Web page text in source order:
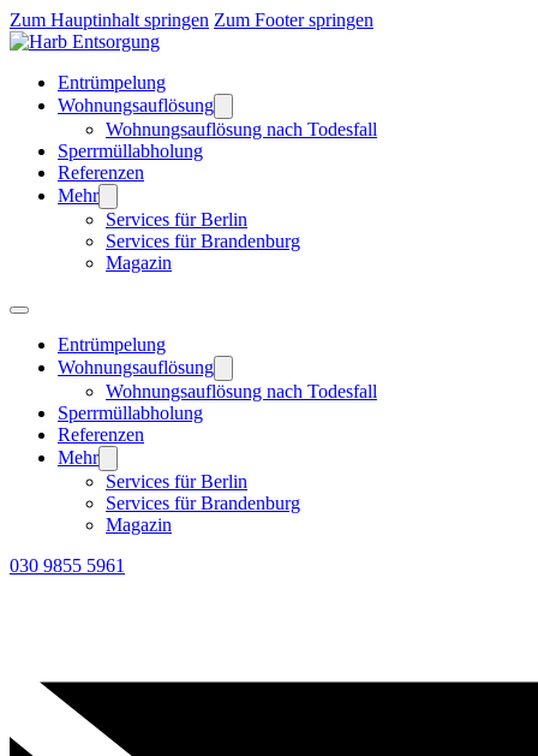
Zum Hauptinhalt springen Zum Footer springen
Entrümpelung
Wohnungsauflösung
Wohnungsauflösung nach Todesfall
Sperrmüllabholung
Referenzen
Mehr
Services für Berlin
Services für Brandenburg
Magazin
Entrümpelung
Wohnungsauflösung
Wohnungsauflösung nach Todesfall
Sperrmüllabholung
Referenzen
Mehr
Services für Berlin
Services für Brandenburg
Magazin
030 9855 5961